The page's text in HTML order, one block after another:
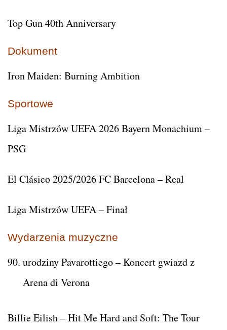
Top Gun 40th Anniversary
Dokument
Iron Maiden: Burning Ambition
Sportowe
Liga Mistrzów UEFA 2026 Bayern Monachium –
PSG
El Clásico 2025/2026 FC Barcelona – Real
Liga Mistrzów UEFA – Finał
Wydarzenia muzyczne
urodziny Pavarottiego – Koncert gwiazd z
Arena di Verona
Billie Eilish – Hit Me Hard and Soft: The Tour